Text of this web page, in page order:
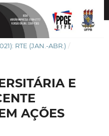
RTE (JAN.-ABR.) /
E
AÇÕES